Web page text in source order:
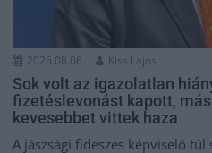
2026.08.06. Kiss Lajos
Sok volt az igazolatlan
fizetéslevonást kapott,
kevesebbet vittek haza
A jászsági fideszes képviselő